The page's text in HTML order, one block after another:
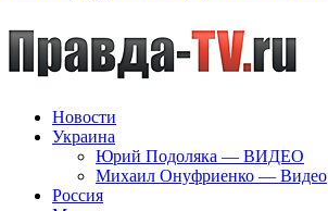
Новости
Украина
Юрий Подоляка — ВИДЕО
Михаил Онуфриенко — Видео
Россия